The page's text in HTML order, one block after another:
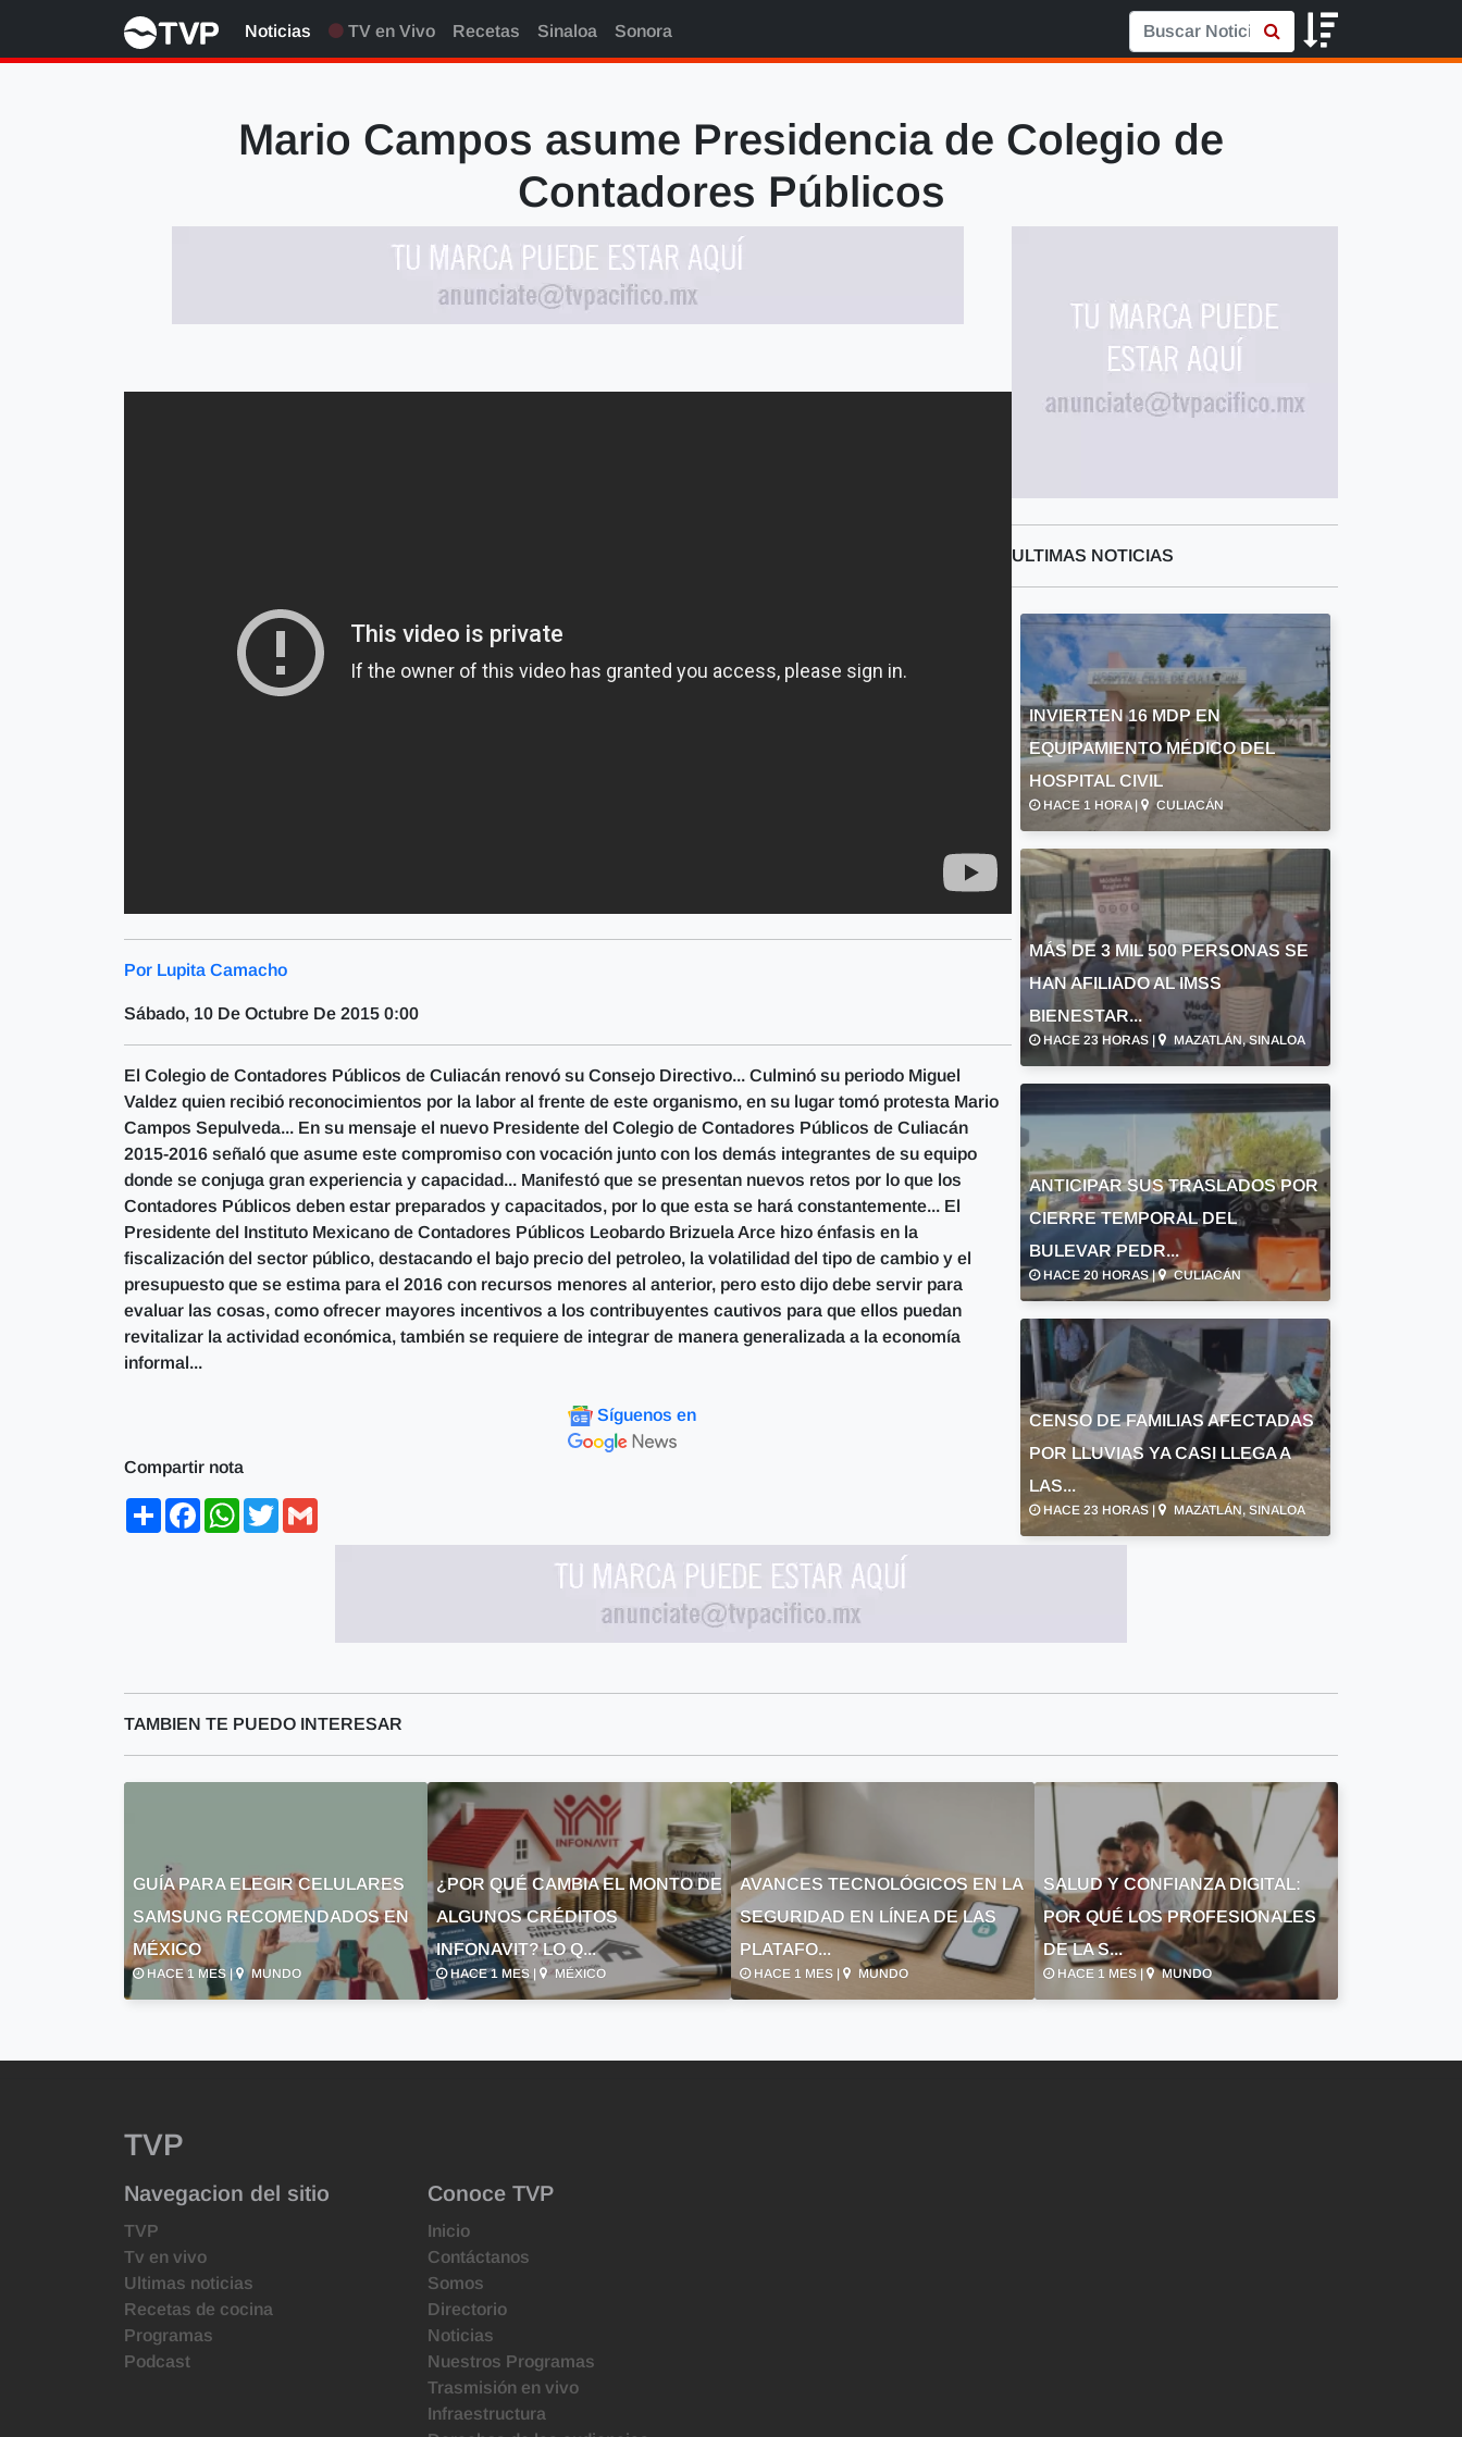
Noticias TV en Vivo Recetas Sinaloa Sonora
Mario Campos asume Presidencia de Colegio de
Contadores Públicos
Por Lupita Camacho
Sábado, 10 De Octubre De 2015 0:00
El Colegio de Contadores Públicos de Culiacán renovó su Consejo Directivo... Culminó su periodo Miguel
Valdez quien recibió reconocimientos por la labor al frente de este organismo, en su lugar tomó protesta Mario
Campos Sepulveda... En su mensaje el nuevo Presidente del Colegio de Contadores Públicos de Culiacán
2015-2016 señaló que asume este compromiso con vocación junto con los demás integrantes de su equipo
donde se conjuga gran experiencia y capacidad... Manifestó que se presentan nuevos retos por lo que los
Contadores Públicos deben estar preparados y capacitados, por lo que esta se hará constantemente... El
Presidente del Instituto Mexicano de Contadores Públicos Leobardo Brizuela Arce hizo énfasis en la
fiscalización del sector público, destacando el bajo precio del petroleo, la volatilidad del tipo de cambio y el
presupuesto que se estima para el 2016 con recursos menores al anterior, pero esto dijo debe servir para
evaluar las cosas, como ofrecer mayores incentivos a los contribuyentes cautivos para que ellos puedan
revitalizar la actividad económica, también se requiere de integrar de manera generalizada a la economía
informal...
Síguenos en
Compartir nota
ShareFacebookWhatsApp
Twitter
ULTIMAS NOTICIAS
INVIERTEN 16 MDP EN
EQUIPAMIENTO MÉDICO DEL
HOSPITAL CIVIL
HACE 1 HORA | CULIACÁN
MÁS DE 3 MIL 500 PERSONAS SE
HAN AFILIADO AL IMSS
BIENESTAR...
HACE 23 HORAS | MAZATLÁN, SINALOA
ANTICIPAR SUS TRASLADOS POR
CIERRE TEMPORAL DEL
BULEVAR PEDR...
HACE 20 HORAS | CULIACÁN
CENSO DE FAMILIAS AFECTADAS
POR LLUVIAS YA CASI LLEGA A
LAS...
HACE 23 HORAS | MAZATLÁN, SINALOA
TAMBIEN TE PUEDO INTERESAR
GUÍA PARA ELEGIR CELULARES
SAMSUNG RECOMENDADOS EN
MÉXICO
HACE 1 MES | MUNDO
¿POR QUÉ CAMBIA EL MONTO DE
ALGUNOS CRÉDITOS
INFONAVIT? LO Q...
HACE 1 MES | MÉXICO
AVANCES TECNOLÓGICOS EN LA
SEGURIDAD EN LÍNEA DE LAS
PLATAFO...
HACE 1 MES | MUNDO
SALUD Y CONFIANZA DIGITAL:
POR QUÉ LOS PROFESIONALES
DE LA S...
HACE 1 MES | MUNDO
TVP
Navegacion del sitio
TVP
Tv en vivo
Ultimas noticias
Recetas de cocina
Programas
Podcast
Conoce TVP
Inicio
Contáctanos
Somos
Directorio
Noticias
Nuestros Programas
Trasmisión en vivo
Infraestructura